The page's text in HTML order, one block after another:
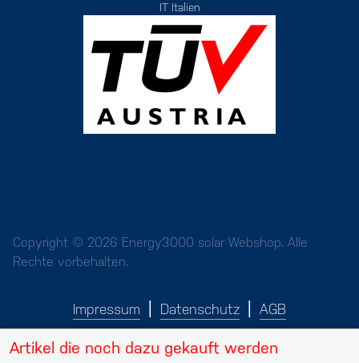
Artikel die noch dazu gekauft werden
IT Italien
Copyright © 2026 Energy3000 solar Webshop. Alle
Rechte vorbehalten.
Impressum Datenschutz AGB